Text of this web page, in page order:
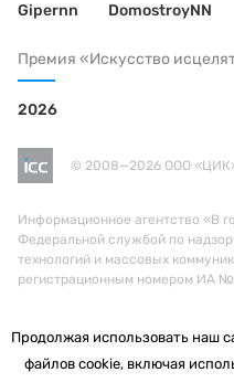
Gipernn DomostroyNN
Премия «Искусство
2026
© 2008—2026 ООО
Информационное агентство «В
Федеральной службой по
технологий и массовых
регистрационным номером ИА №
Продолжая использовать наш
файлов cookie, включая